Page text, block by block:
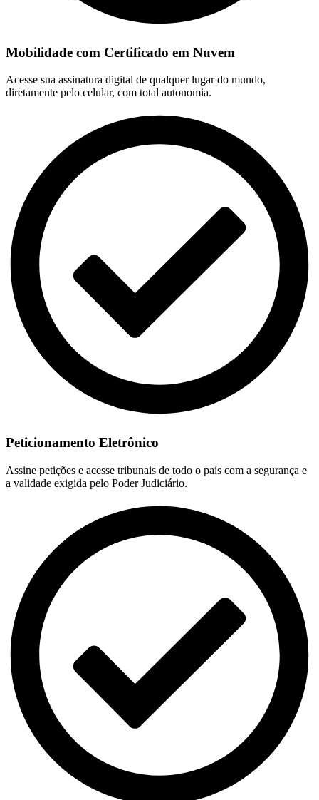
Mobilidade com Certificado em Nuvem
Acesse sua assinatura digital de qualquer lugar do mundo,
diretamente pelo celular, com total autonomia.
Peticionamento Eletrônico
Assine petições e acesse tribunais de todo o país com a segurança e
a validade exigida pelo Poder Judiciário.